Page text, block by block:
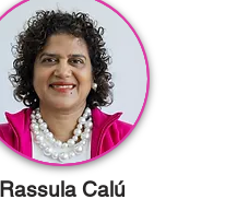
Rassula Calú